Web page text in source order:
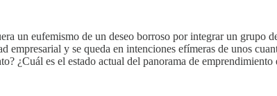
un eufemismo de un deseo borroso por integrar un
empresarial y se queda en intenciones efímeras de unos
¿Cuál es el estado actual del panorama de